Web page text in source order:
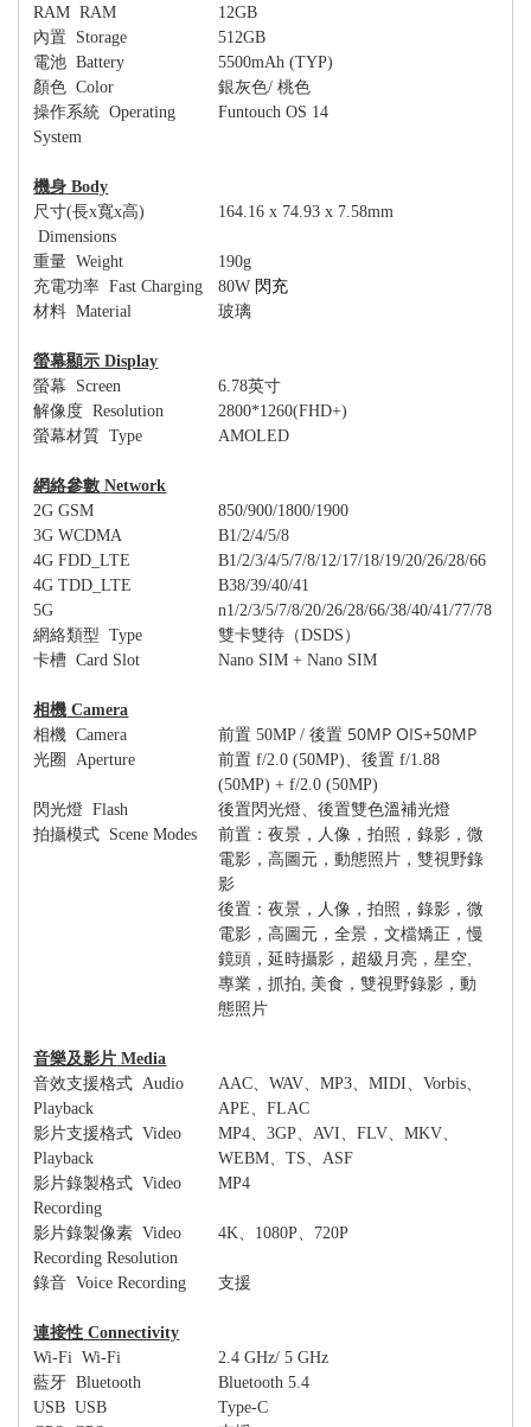
RAM RAM
12GB
內置 Storage
512GB
電池 Battery 5500mAh (TYP)
顏色 Color 銀灰色/桃色
操作系統 Operating
System
Funtouch OS 14
機身 Body
尺寸(長x寬x高)
Dimensions
164. 16 x 74 .93 x 7.58mm
重量 Weight 190g
充電功率 Fast Charging 80W 閃充
材料 Material 玻璃
螢幕顯示 Display
螢幕 Screen 6.78英寸
解像度 Resolution
2800*1260(FHD+)
螢幕材質 Type AMOLED
網絡參數 Network
2G GSM
850/900/1800/1900
3G WCDMA
B1/2/4/5/8
4G FDD_LTE
B1/2/3/4/5/7/8/12/17/18/19/20/26/28/66
4G TDD_LTE
B38/39/40/41
5G
n1/2/3/5/7/8/20/26/28/66/38/40/41/77/78
網絡類型 Type 雙卡雙待（DSDS ）
卡槽 Card Slot Nano SIM + Nano SIM
相機 Camera
相機 Camera 前置 50MP /後置 50MP OIS+50MP
光圈 Aperture 前置 f/2.0 (50MP) 、後置 f/1.88
(50MP) + f/2.0 (50MP)
閃光燈 Flash
後置閃光燈、後置雙色溫補光燈
拍攝模式 Scene Modes
前置：夜景，人像，拍照，錄影，微
電影，高圖元，動態照片，雙視野錄
影
後置：夜景，人像，拍照，錄影，微
電影，高圖元，全景，文檔矯正，慢
鏡頭，延時攝影，超級月亮，星空
專業，抓拍
美食，雙視野錄影，動
態照片
音樂及影片 Media
音效支援格式 Audio
Playback
AAC 、WAV 、MP3 、MIDI 、Vorbis
APE 、FLAC
影片支援格式 Video
Playback
MP4 、3GP AVI 、FLV 、MKV
WEBM 、TS
ASF
影片錄製格式 Video
Recording
MP4
影片錄製像素 Video
Recording Resolution
4K 1080P 720P
錄音 Voice Recording 支援
連接性 Connectivity
Wi-Fi Wi-Fi
2.4 GHz/ 5 GHz
藍牙 Bluetooth
Bluetooth 5.4
USB USB
Type-C